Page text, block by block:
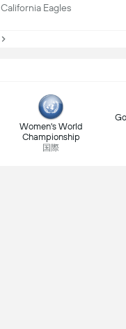
California Eagles
Women's World
Championship
国際